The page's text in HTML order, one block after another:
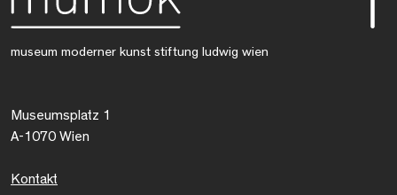
museum moderner kunst stiftung ludwig wien
Museumsplatz 1
A-1070 Wien
Kontakt